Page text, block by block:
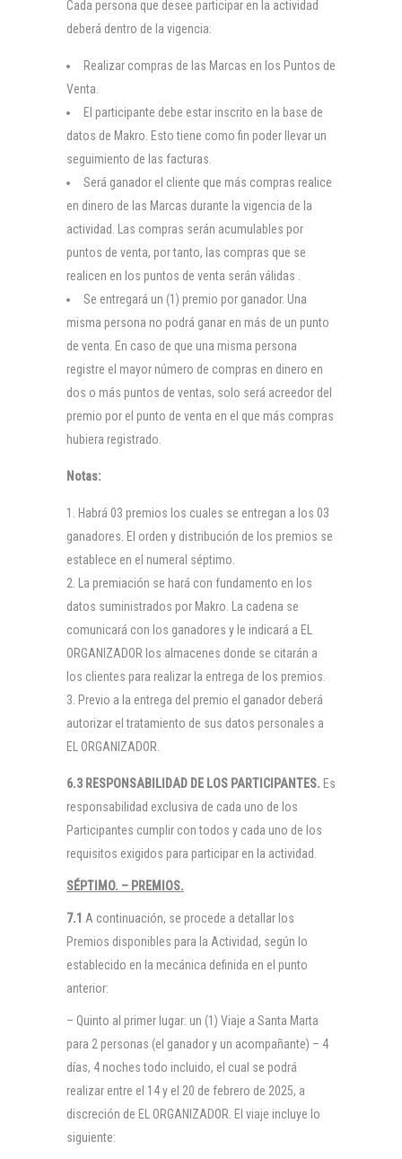
Cada persona que desee participar en la actividad
deberá dentro de la vigencia:
Realizar compras de las Marcas en los Puntos de
Venta.
El participante debe estar inscrito en la base de
datos de Makro. Esto tiene como fin poder llevar un
seguimiento de las facturas.
Será ganador el cliente que más compras realice
en dinero de las Marcas durante la vigencia de la
actividad. Las compras serán acumulables por
puntos de venta, por tanto, las compras que se
realicen en los puntos de venta serán válidas .
Se entregará un (1) premio por ganador. Una
misma persona no podrá ganar en más de un punto
de venta. En caso de que una misma persona
registre el mayor número de compras en dinero en
dos o más puntos de ventas, solo será acreedor del
premio por el punto de venta en el que más compras
hubiera registrado.
Notas:
Habrá 03 premios los cuales se entregan a los 03
ganadores. El orden y distribución de los premios se
establece en el numeral séptimo.
La premiación se hará con fundamento en los
datos suministrados por Makro. La cadena se
comunicará con los ganadores y le indicará a EL
ORGANIZADOR los almacenes donde se citarán a
los clientes para realizar la entrega de los premios.
Previo a la entrega del premio el ganador deberá
autorizar el tratamiento de sus datos personales a
EL ORGANIZADOR.
6.3 RESPONSABILIDAD DE LOS PARTICIPANTES. Es
responsabilidad exclusiva de cada uno de los
Participantes cumplir con todos y cada uno de los
requisitos exigidos para participar en la actividad.
SÉPTIMO. – PREMIOS.
7.1 A continuación, se procede a detallar los
Premios disponibles para la Actividad, según lo
establecido en la mecánica definida en el punto
anterior:
– Quinto al primer lugar: un (1) Viaje a Santa Marta
para 2 personas (el ganador y un acompañante) – 4
días, 4 noches todo incluido, el cual se podrá
realizar entre el 14 y el 20 de febrero de 2025, a
discreción de EL ORGANIZADOR. El viaje incluye lo
siguiente: